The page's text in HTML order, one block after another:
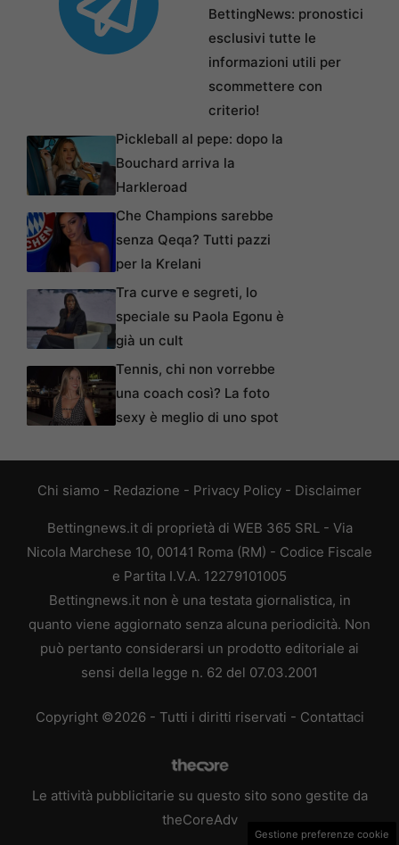
BettingNews: pronostici
esclusivi tutte le
informazioni utili per
scommettere con
criterio!
Pickleball al pepe: dopo la
Bouchard arriva la
Harkleroad
Che Champions sarebbe
senza Qeqa? Tutti pazzi
per la Krelani
Tra curve e segreti, lo
speciale su Paola Egonu è
già un cult
Tennis, chi non vorrebbe
una coach così? La foto
sexy è meglio di uno spot
Chi siamo - Redazione - Privacy Policy - Disclaimer
Bettingnews.it di proprietà di WEB 365 SRL - Via
Nicola Marchese 10, 00141 Roma (RM) - Codice Fiscale
e Partita I.V.A. 12279101005
Bettingnews.it non è una testata giornalistica, in
quanto viene aggiornato senza alcuna periodicità. Non
può pertanto considerarsi un prodotto editoriale ai
sensi della legge n. 62 del 07.03.2001
Copyright ©2026 - Tutti i diritti riservati - Contattaci
Le attività pubblicitarie su questo sito sono gestite da
theCoreAdv
Gestione preferenze cookie